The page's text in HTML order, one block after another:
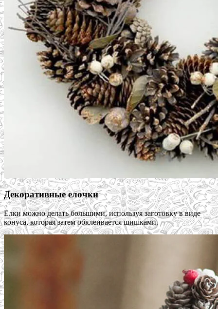
Декоративные елочки
Елки можно делать большими, используя заготовку в виде
конуса, которая затем обклеивается шишками.